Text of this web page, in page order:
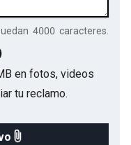
4000 caracteres.
en fotos, videos
tu reclamo.